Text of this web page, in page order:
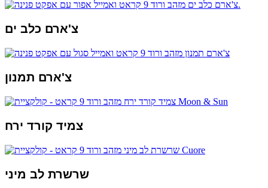
צ'ארם כלב ים
צ'ארם תמנון
צמיד קורד ירח
שרשרת לב מיני